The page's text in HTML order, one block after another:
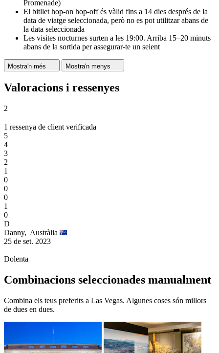
Promenade)
El bitllet hop-on hop-off és vàlid fins a 14 dies després de la
data de viatge seleccionada, però no es pot utilitzar abans de
la data seleccionada
Les visites nocturnes surten a les 19:00. Arriba 15–20 minuts
abans de la sortida per assegurar-te un seient
Mostra'n més Mostra'n menys
Valoracions i ressenyes
2
1 ressenya de client verificada
5
4
3
2
1
0
0
0
1
0
D
Danny, Austràlia
25 de set. 2023
Dolenta
Combinacions seleccionades manualment
Combina els teus preferits a Las Vegas. Algunes coses són millors
de dues en dues.